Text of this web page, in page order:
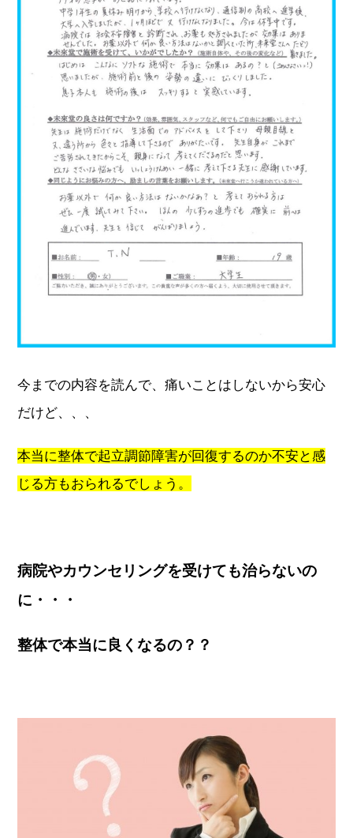
今までの内容を読んで、痛いことはしないから安心
だけど、、、
本当に整体で起立調節障害が回復するのか不安と感
じる方もおられるでしょう。
病院やカウンセリングを受けても治らないの
に・・・
整体で本当に良くなるの？？